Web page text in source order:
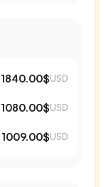
1840.00$USD
1080.00$USD
1009.00$USD